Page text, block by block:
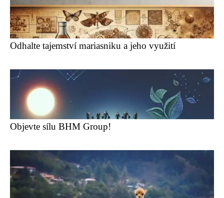
Odhalte tajemství mariasniku a jeho využití
Objevte sílu BHM Group!